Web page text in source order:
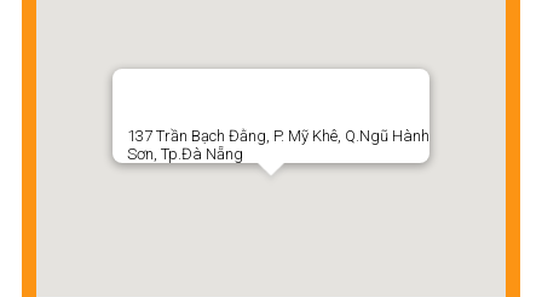
137 Trần Bạch Đằng, P. Mỹ Khê, Q.Ngũ Hành
Sơn, Tp.Đà Nẵng